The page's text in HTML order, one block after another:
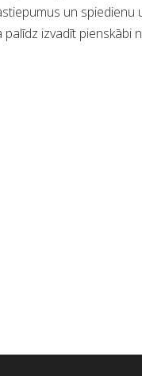
un spiedienu
izvadīt pienskābi